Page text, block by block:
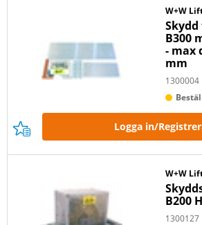
W+W
B300
- max
mm
1300004
Logga in/
W+W
B200
1300127